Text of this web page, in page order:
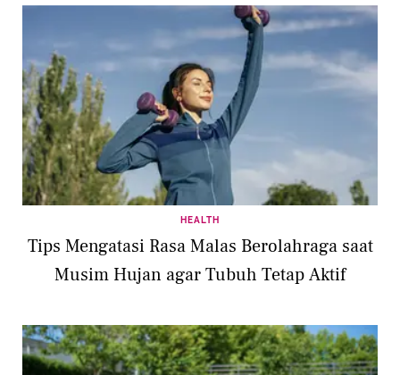
HEALTH
Tips Mengatasi Rasa Malas Berolahraga saat
Musim Hujan agar Tubuh Tetap Aktif